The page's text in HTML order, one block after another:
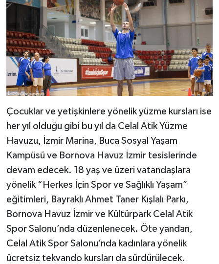
Çocuklar ve yetişkinlere yönelik yüzme kursları ise
her yıl olduğu gibi bu yıl da Celal Atik Yüzme
Havuzu, İzmir Marina, Buca Sosyal Yaşam
Kampüsü ve Bornova Havuz İzmir tesislerinde
devam edecek. 18 yaş ve üzeri vatandaşlara
yönelik “Herkes İçin Spor ve Sağlıklı Yaşam”
eğitimleri, Bayraklı Ahmet Taner Kışlalı Parkı,
Bornova Havuz İzmir ve Kültürpark Celal Atik
Spor Salonu’nda düzenlenecek. Öte yandan,
Celal Atik Spor Salonu’nda kadınlara yönelik
ücretsiz tekvando kursları da sürdürülecek.